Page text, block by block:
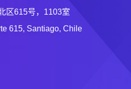
区615号，1103室
615, Santiago, Chile